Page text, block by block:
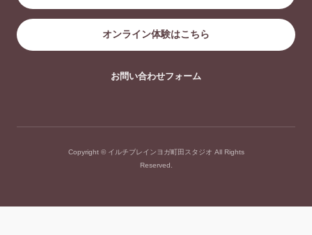
オンライン体験はこちら
お問い合わせフォーム
Copyright © イルチブレインヨガ町田スタジオ All Rights
Reserved.